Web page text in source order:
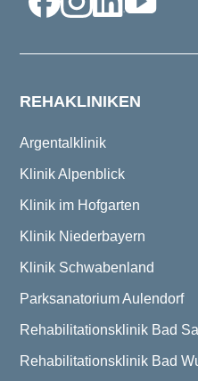
REHAKLINIKEN
Argentalklinik
Klinik Alpenblick
Klinik im Hofgarten
Klinik Niederbayern
Klinik Schwabenland
Parksanatorium Aulendorf
Rehabilitationsklinik Bad
Rehabilitationsklinik Bad